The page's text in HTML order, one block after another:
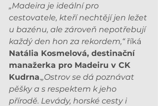
„Madeira je ideální pro
cestovatele, kteří nechtějí jen ležet
u bazénu, ale zároveň nepotřebují
každý den hon za rekordem,“ říká
Natália Kosmelová, destinační
manažerka pro Madeiru v CK
Kudrna.„Ostrov se dá poznávat
pěšky a s respektem k jeho
přírodě. Levády, horské cesty i